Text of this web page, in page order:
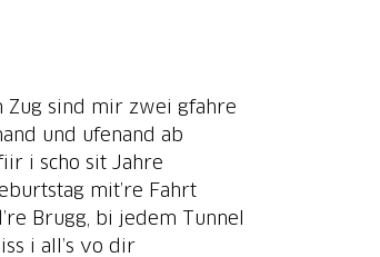
Zug sind mir zwei gfahre
und ufenand ab
i scho sit Jahre
mit’re Fahrt
Brugg, bi jedem Tunnel
i all’s vo dir